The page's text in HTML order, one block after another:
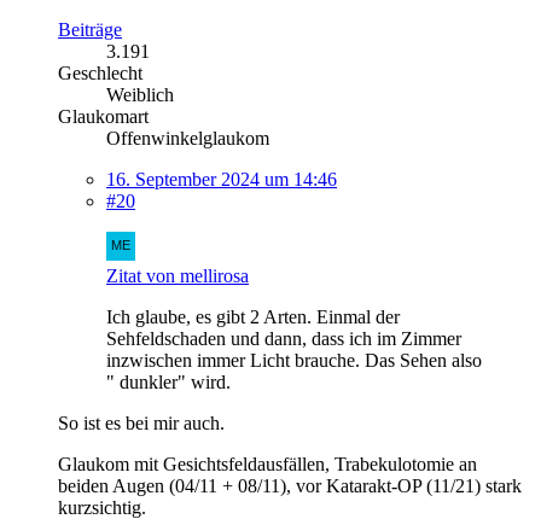
Beiträge
3.191
Geschlecht
Weiblich
Glaukomart
Offenwinkelglaukom
16. September 2024 um 14:46
#20
Zitat von mellirosa
Ich glaube, es gibt 2 Arten. Einmal der
Sehfeldschaden und dann, dass ich im Zimmer
inzwischen immer Licht brauche. Das Sehen also
" dunkler" wird.
So ist es bei mir auch.
Glaukom mit Gesichtsfeldausfällen, Trabekulotomie an
beiden Augen (04/11 + 08/11), vor Katarakt-OP (11/21) stark
kurzsichtig.